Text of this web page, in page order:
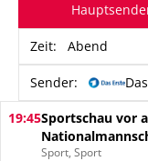
Zeit: Abend
Sender:
19:45Sportschau vor
Sport, Sport